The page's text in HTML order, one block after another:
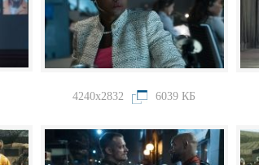
4240x2832 6039 КБ